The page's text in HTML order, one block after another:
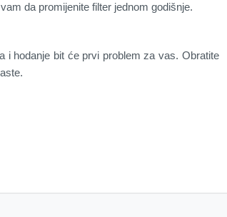
da promijenite filter jednom godišnje.
i hodanje bit će prvi problem za vas. Obratite